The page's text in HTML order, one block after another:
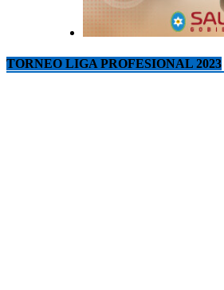
TORNEO LIGA PROFESIONAL 2023